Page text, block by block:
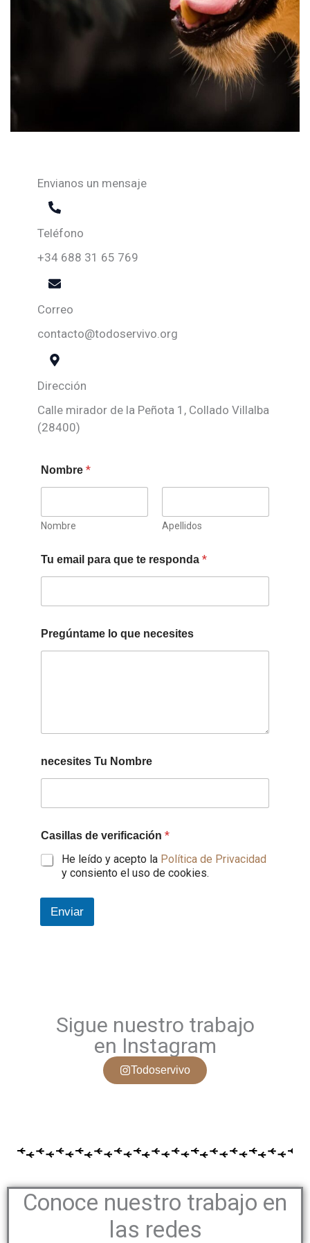
Envianos un mensaje
Teléfono
+34 688 31 65 769
Correo
contacto@todoservivo.org
Dirección
Calle mirador de la Peñota 1, Collado Villalba
(28400)
Nombre *
Nombre Apellidos
Tu email para que te responda *
Pregúntame lo que necesites
necesites Tu Nombre
Casillas de verificación *
He leído y acepto la Política de Privacidad
y consiento el uso de cookies.
Enviar
Sigue nuestro trabajo
en Instagram
Todoservivo
Conoce nuestro trabajo en
las redes